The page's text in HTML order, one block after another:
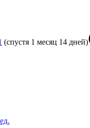
(спустя 1 месяц 14 дней)